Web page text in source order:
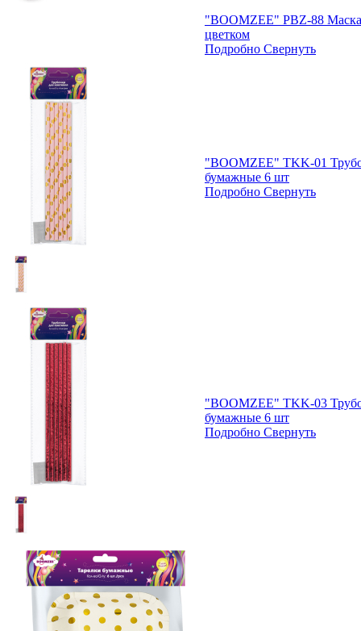
"BOOMZEE" PBZ-88 Маска
цветком
Подробно Свернуть
"BOOMZEE" TKK-01
бумажные 6 шт
Подробно Свернуть
"BOOMZEE" TKK-03
бумажные 6 шт
Подробно Свернуть